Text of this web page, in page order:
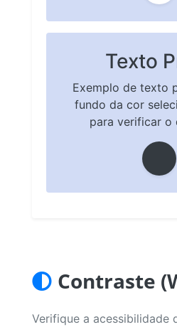
Texto
Exemplo de texto
fundo da cor
para verificar o
Contraste
Verifique a acessibilidade